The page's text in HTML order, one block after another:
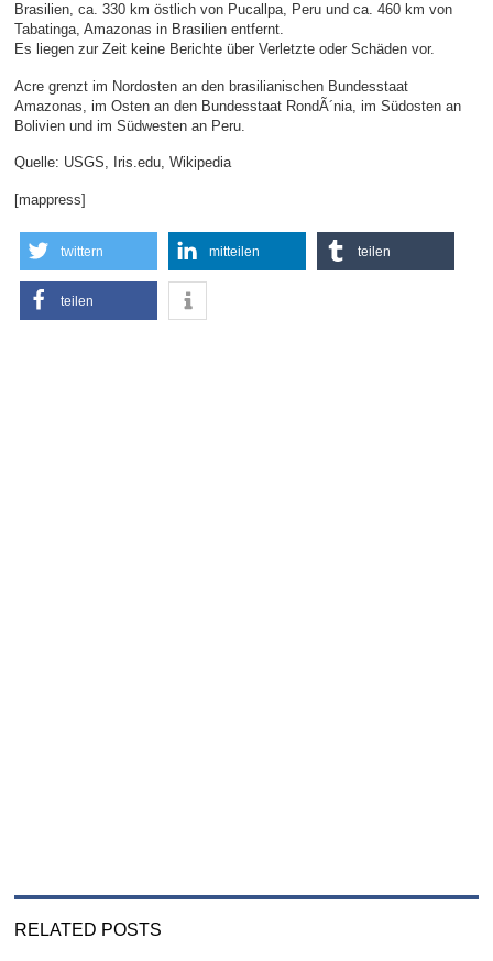
Brasilien, ca. 330 km östlich von Pucallpa, Peru und ca. 460 km von
Tabatinga, Amazonas in Brasilien entfernt.
Es liegen zur Zeit keine Berichte über Verletzte oder Schäden vor.
Acre grenzt im Nordosten an den brasilianischen Bundesstaat
Amazonas, im Osten an den Bundesstaat RondÃ´nia, im Südosten an
Bolivien und im Südwesten an Peru.
Quelle: USGS, Iris.edu, Wikipedia
[mappress]
twittern mitteilen teilen
teilen
RELATED POSTS